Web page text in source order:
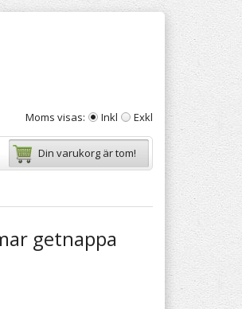
Moms visas: Inkl Exkl
Din varukorg är tom!
getnappa